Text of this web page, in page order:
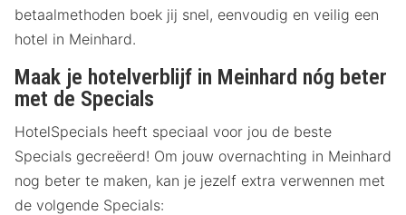
betaalmethoden boek jij snel, eenvoudig en veilig een
hotel in Meinhard.
Maak je hotelverblijf in Meinhard nóg beter
met de Specials
HotelSpecials heeft speciaal voor jou de beste
Specials gecreëerd! Om jouw overnachting in Meinhard
nog beter te maken, kan je jezelf extra verwennen met
de volgende Specials: